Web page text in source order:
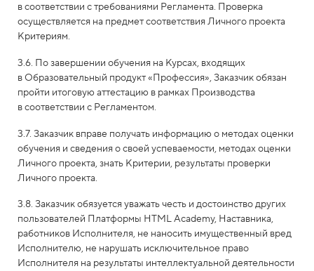
в соответствии с требованиями Регламента. Проверка
осуществляется на предмет соответствия Личного проекта
Критериям.
3.6. По завершении обучения на Курсах, входящих
в Образовательный продукт «Профессия», Заказчик обязан
пройти итоговую аттестацию в рамках Производства
в соответствии с Регламентом.
3.7. Заказчик вправе получать информацию о методах оценки
обучения и сведения о своей успеваемости, методах оценки
Личного проекта, знать Критерии, результаты проверки
Личного проекта.
3.8. Заказчик обязуется уважать честь и достоинство других
пользователей Платформы HTML Academy, Наставника,
работников Исполнителя, не наносить имущественный вред
Исполнителю, не нарушать исключительное право
Исполнителя на результаты интеллектуальной деятельности